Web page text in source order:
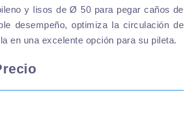
y lisos de Ø 50 para pegar caños de
desempeño, optimiza la circulación de
en una excelente opción para su pileta.